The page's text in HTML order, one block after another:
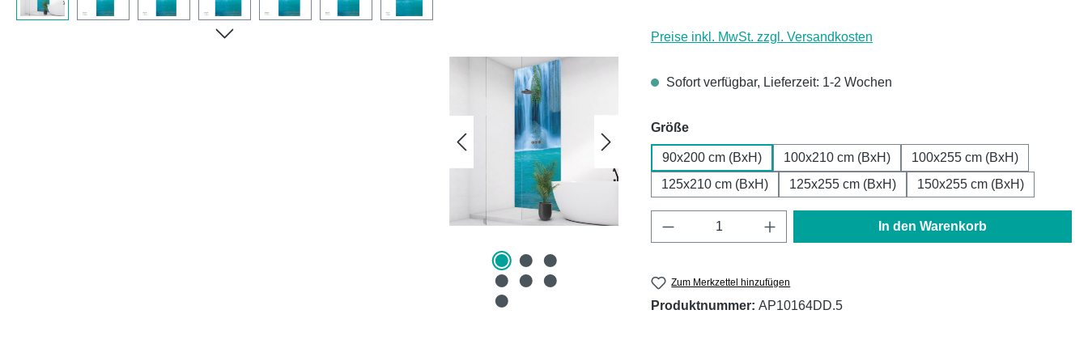
Preise inkl. MwSt. zzgl. Versandkosten
Sofort verfügbar, Lieferzeit: 1-2 Wochen
Größeauswählen
90x200 cm (BxH) 100x210 cm (BxH)
100x255 cm (BxH)
125x210 cm (BxH)
125x255 cm (BxH) 150x255 cm (BxH)
Produkt Anzahl: Gib den gewünschten Wert ein
In den Warenkorb
Zum Merkzettel hinzufügen
Produktnummer: AP10164DD.5